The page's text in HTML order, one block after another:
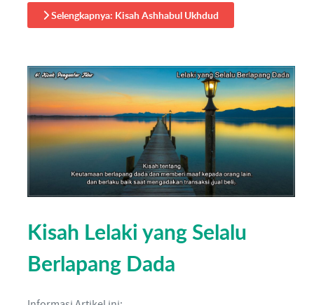
Selengkapnya: Kisah Ashhabul Ukhdud
Kisah Lelaki yang Selalu
Berlapang Dada